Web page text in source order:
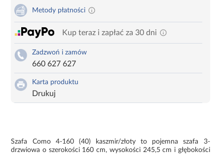
Metody płatności
Kup teraz i zapłać za 30 dni
Zadzwoń i zamów
660 627 627
Karta produktu
Drukuj
Szafa Como 4-160 (40) kaszmir/złoty to pojemna szafa 3-
drzwiowa o szerokości 160 cm, wysokości 245,5 cm i głębokości